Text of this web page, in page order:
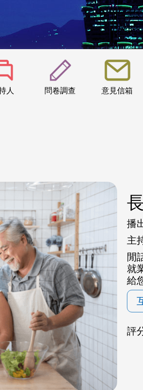
人 問卷調查 意見信箱
:::
播
主
閒
就
給
評